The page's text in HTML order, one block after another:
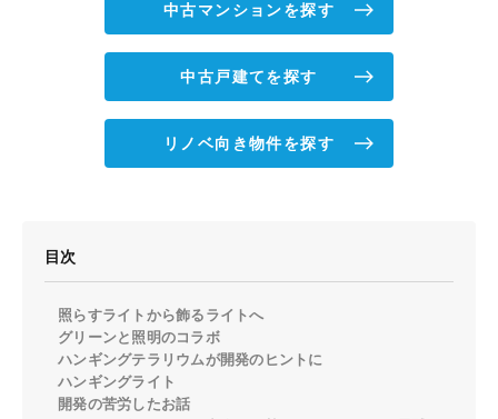
中古マンションを探す
中古戸建てを探す
リノベ向き物件を探す
目次
照らすライトから飾るライトへ
グリーンと照明のコラボ
ハンギングテラリウムが開発のヒントに
ハンギングライト
開発の苦労したお話